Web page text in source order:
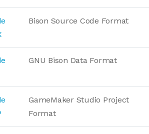
Bison Source Code Format
GNU Bison Data Format
GameMaker Studio Project
Format